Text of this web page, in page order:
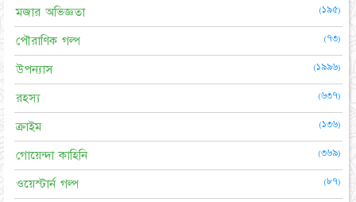
মজার অভিজ্ঞতা (১৯৫)
পৌরাণিক গল্প (৭৩)
উপন্যাস (১৯৯৬)
রহস্য (৬৩৭)
ক্রাইম (১৩৬)
গোয়েন্দা কাহিনি (৩৬৯)
ওয়েস্টার্ন গল্প (৮৭)